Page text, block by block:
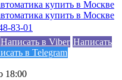
83-01
Написать в Viber Написать
в Telegram
18:00